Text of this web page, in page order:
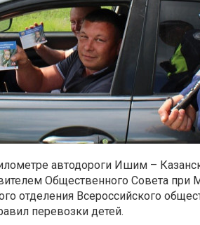
автодороги Ишим –
Общественного Совета при
отделения Всероссийского
перевозки детей.